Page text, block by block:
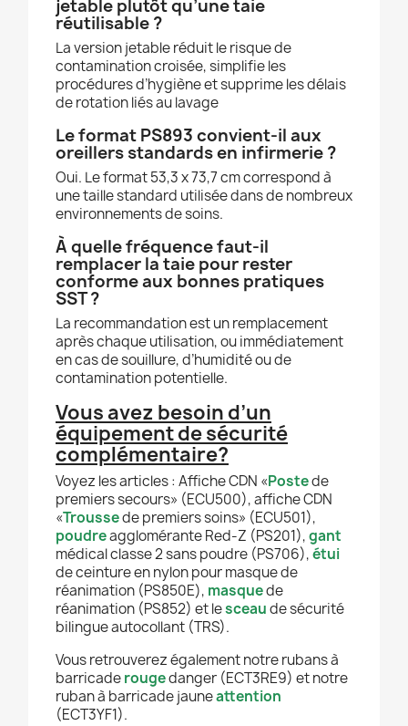
jetable plutôt qu’une taie
réutilisable ?
La version jetable réduit le risque de
contamination croisée, simplifie les
procédures d’hygiène et supprime les délais
de rotation liés au lavage
Le format PS893 convient-il aux
oreillers standards en infirmerie ?
Oui. Le format 53,3 x 73,7 cm correspond à
une taille standard utilisée dans de nombreux
environnements de soins.
À quelle fréquence faut-il
remplacer la taie pour rester
conforme aux bonnes pratiques
SST ?
La recommandation est un remplacement
après chaque utilisation, ou immédiatement
en cas de souillure, d’humidité ou de
contamination potentielle.
Vous avez besoin d’un
équipement de sécurité
complémentaire?
Voyez les articles : Affiche CDN «Postede
premiers secours» (ECU500), affiche CDN
«Troussede premiers soins» (ECU501),
poudreagglomérante Red-Z (PS201),gant
médical classe 2 sans poudre (PS706),étui
de ceinture en nylon pour masque de
réanimation (PS850E), masquede
réanimation (PS852) et lesceaude sécurité
bilingue autocollant (TRS).
Vous retrouverez également notre rubans à
barricaderougedanger (ECT3RE9) et notre
ruban à barricade jauneattention
(ECT3YF1).